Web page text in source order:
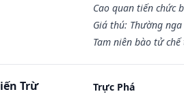
Cao quan tiến chức
Giá thú: Thường
Tam niên bào tử
Trừ
Trực Phá